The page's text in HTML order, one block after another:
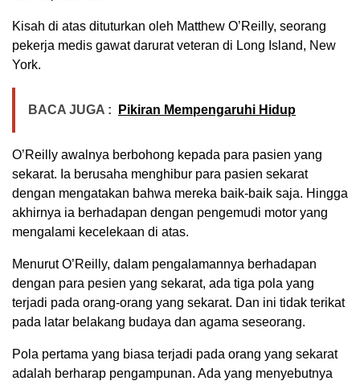
Kisah di atas dituturkan oleh Matthew O’Reilly, seorang
pekerja medis gawat darurat veteran di Long Island, New
York.
BACA JUGA : Pikiran Mempengaruhi Hidup
O’Reilly awalnya berbohong kepada para pasien yang
sekarat. Ia berusaha menghibur para pasien sekarat
dengan mengatakan bahwa mereka baik-baik saja. Hingga
akhirnya ia berhadapan dengan pengemudi motor yang
mengalami kecelekaan di atas.
Menurut O’Reilly, dalam pengalamannya berhadapan
dengan para pesien yang sekarat, ada tiga pola yang
terjadi pada orang-orang yang sekarat. Dan ini tidak terikat
pada latar belakang budaya dan agama seseorang.
Pola pertama yang biasa terjadi pada orang yang sekarat
adalah berharap pengampunan. Ada yang menyebutnya